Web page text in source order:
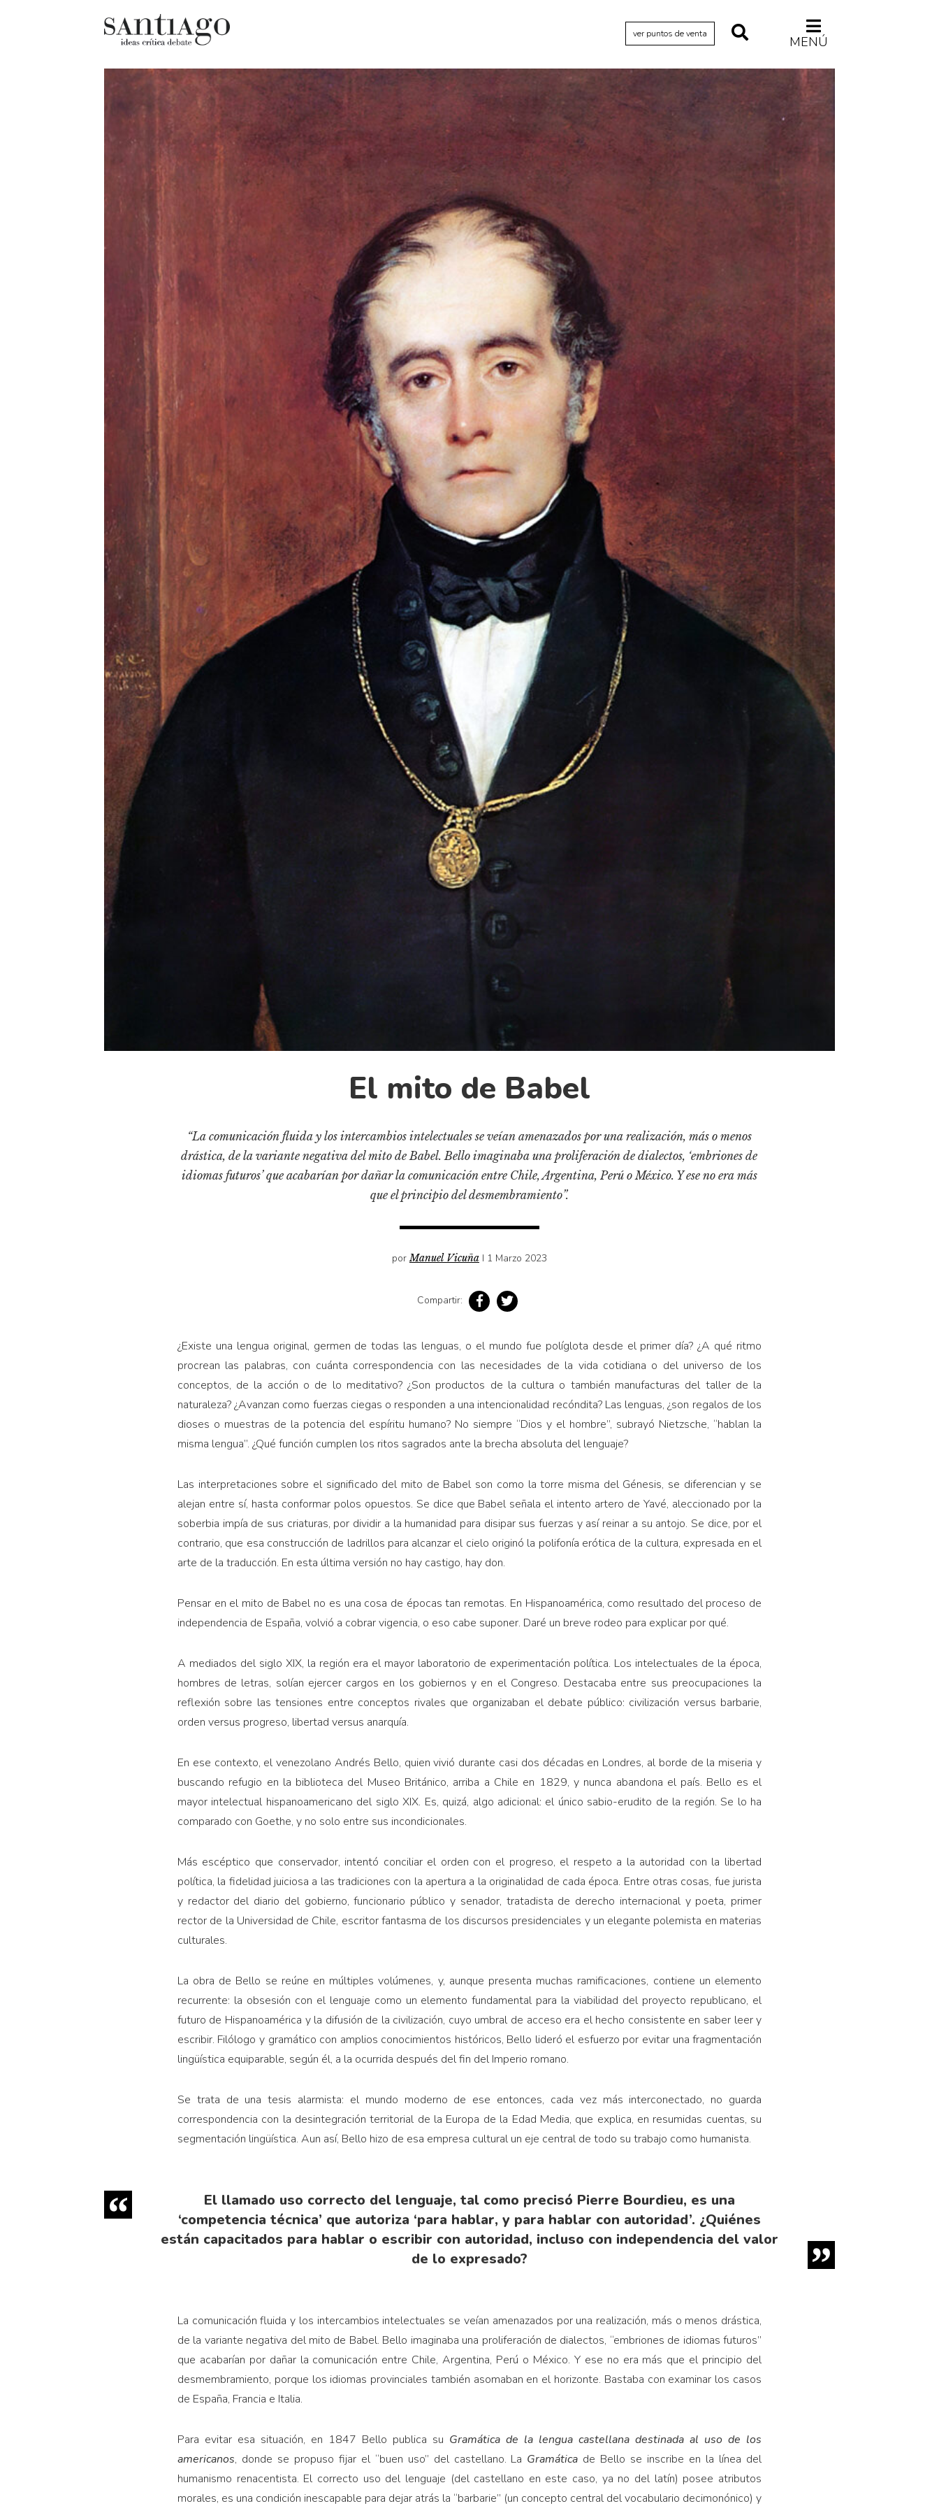
ver puntos de venta MENÚ
Archivo Cenfoto-UDP
Arquetipos de situación
Artes visuales
Ciencia
Cine y televisión
Cultura
Diccionario portátil de la literatura
chilena
Documentos
Fragmentos
Historia material de los libros
Lagunas mentales
Libros usados
Medioambiente
Narrativas visuales
Pensamiento
Pensamiento ilustrado
Personaje
Personajes secundarios
Relecturas
Turismo accidental
Voces y lecturas
El mito de Babel
“La comunicación fluida y los intercambios intelectuales se veían amenazados por una realización, más o menos
drástica, de la variante negativa del mito de Babel. Bello imaginaba una proliferación de dialectos, ‘embriones de
idiomas futuros’ que acabarían por dañar la comunicación entre Chile, Argentina, Perú o México. Y ese no era más
que el principio del desmembramiento”.
porManuel Vicuña I 1 Marzo 2023
Compartir:
¿Existe una lengua original, germen de todas las lenguas, o el mundo fue políglota desde el primer día? ¿A qué ritmo
procrean las palabras, con cuánta correspondencia con las necesidades de la vida cotidiana o del universo de los
conceptos, de la acción o de lo meditativo? ¿Son productos de la cultura o también manufacturas del taller de la
naturaleza? ¿Avanzan como fuerzas ciegas o responden a una intencionalidad recóndita? Las lenguas, ¿son regalos de los
dioses o muestras de la potencia del espíritu humano? No siempre “Dios y el hombre”, subrayó Nietzsche, “hablan la
misma lengua”. ¿Qué función cumplen los ritos sagrados ante la brecha absoluta del lenguaje?
Las interpretaciones sobre el significado del mito de Babel son como la torre misma del Génesis, se diferencian y se
alejan entre sí, hasta conformar polos opuestos. Se dice que Babel señala el intento artero de Yavé, aleccionado por la
soberbia impía de sus criaturas, por dividir a la humanidad para disipar sus fuerzas y así reinar a su antojo. Se dice, por el
contrario, que esa construcción de ladrillos para alcanzar el cielo originó la polifonía erótica de la cultura, expresada en el
arte de la traducción. En esta última versión no hay castigo, hay don.
Pensar en el mito de Babel no es una cosa de épocas tan remotas. En Hispanoamérica, como resultado del proceso de
independencia de España, volvió a cobrar vigencia, o eso cabe suponer. Daré un breve rodeo para explicar por qué.
A mediados del siglo XIX, la región era el mayor laboratorio de experimentación política. Los intelectuales de la época,
hombres de letras, solían ejercer cargos en los gobiernos y en el Congreso. Destacaba entre sus preocupaciones la
reflexión sobre las tensiones entre conceptos rivales que organizaban el debate público: civilización versus barbarie,
orden versus progreso, libertad versus anarquía.
En ese contexto, el venezolano Andrés Bello, quien vivió durante casi dos décadas en Londres, al borde de la miseria y
buscando refugio en la biblioteca del Museo Británico, arriba a Chile en 1829, y nunca abandona el país. Bello es el
mayor intelectual hispanoamericano del siglo XIX. Es, quizá, algo adicional: el único sabio-erudito de la región. Se lo ha
comparado con Goethe, y no solo entre sus incondicionales.
Más escéptico que conservador, intentó conciliar el orden con el progreso, el respeto a la autoridad con la libertad
política, la fidelidad juiciosa a las tradiciones con la apertura a la originalidad de cada época. Entre otras cosas, fue jurista
y redactor del diario del gobierno, funcionario público y senador, tratadista de derecho internacional y poeta, primer
rector de la Universidad de Chile, escritor fantasma de los discursos presidenciales y un elegante polemista en materias
culturales.
La obra de Bello se reúne en múltiples volúmenes, y, aunque presenta muchas ramificaciones, contiene un elemento
recurrente: la obsesión con el lenguaje como un elemento fundamental para la viabilidad del proyecto republicano, el
futuro de Hispanoamérica y la difusión de la civilización, cuyo umbral de acceso era el hecho consistente en saber leer y
escribir. Filólogo y gramático con amplios conocimientos históricos, Bello lideró el esfuerzo por evitar una fragmentación
lingüística equiparable, según él, a la ocurrida después del fin del Imperio romano.
Se trata de una tesis alarmista: el mundo moderno de ese entonces, cada vez más interconectado, no guarda
correspondencia con la desintegración territorial de la Europa de la Edad Media, que explica, en resumidas cuentas, su
segmentación lingüística. Aun así, Bello hizo de esa empresa cultural un eje central de todo su trabajo como humanista.
El llamado uso correcto del lenguaje, tal como precisó Pierre Bourdieu, es una
‘competencia técnica’ que autoriza ‘para hablar, y para hablar con autoridad’. ¿Quiénes
están capacitados para hablar o escribir con autoridad, incluso con independencia del valor
de lo expresado?
La comunicación fluida y los intercambios intelectuales se veían amenazados por una realización, más o menos drástica,
de la variante negativa del mito de Babel. Bello imaginaba una proliferación de dialectos, “embriones de idiomas futuros”
que acabarían por dañar la comunicación entre Chile, Argentina, Perú o México. Y ese no era más que el principio del
desmembramiento, porque los idiomas provinciales también asomaban en el horizonte. Bastaba con examinar los casos
de España, Francia e Italia.
Para evitar esa situación, en 1847 Bello publica su Gramática de la lengua castellana destinada al uso de los
americanos, donde se propuso fijar el “buen uso” del castellano. La Gramática de Bello se inscribe en la línea del
humanismo renacentista. El correcto uso del lenguaje (del castellano en este caso, ya no del latín) posee atributos
morales, es una condición inescapable para dejar atrás la “barbarie” (un concepto central del vocabulario decimonónico) y